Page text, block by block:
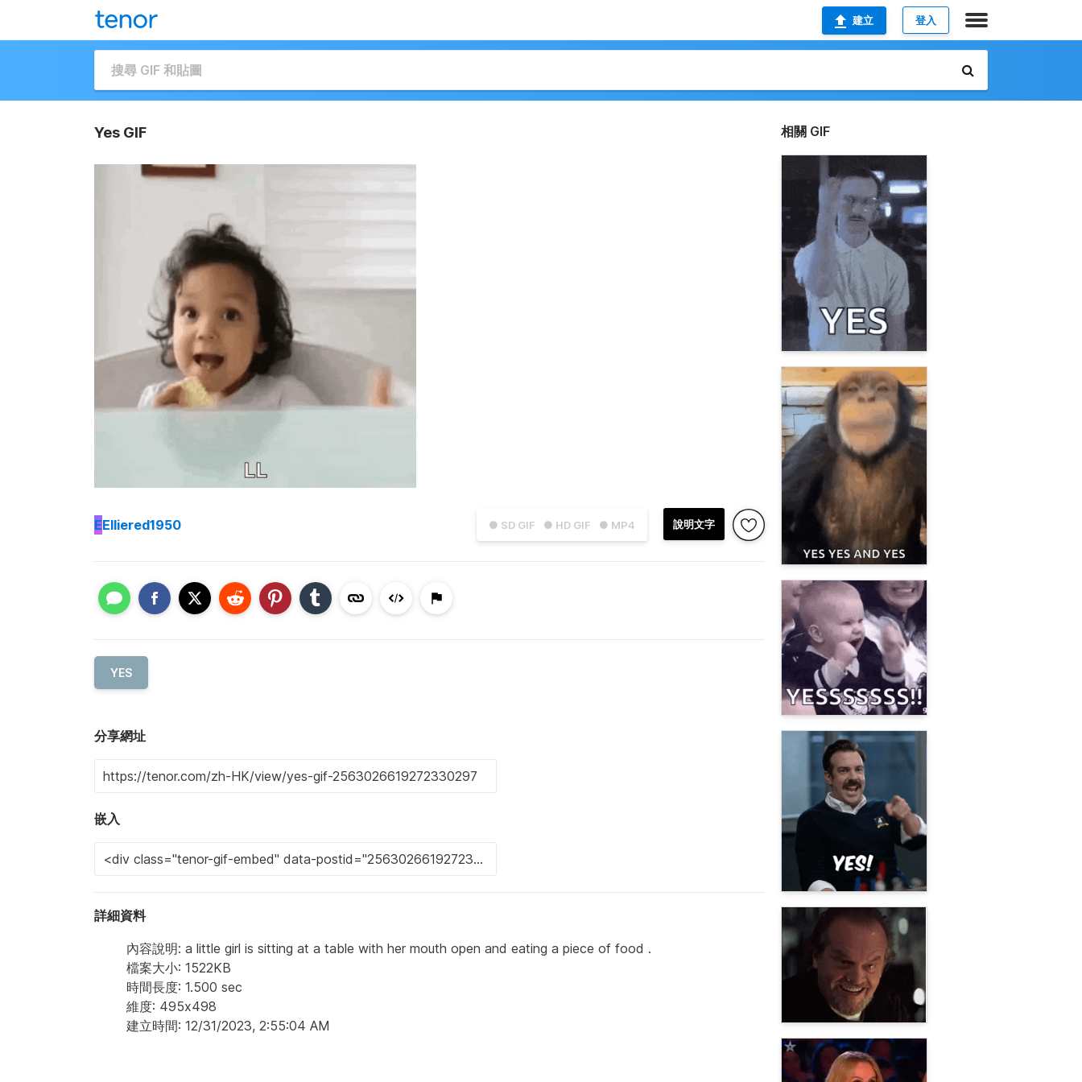
建立 登入
Yes GIF
● SD GIF ● HD GIF ● MP4 說明文字
EElliered1950
YES
分享網址
嵌入
詳細資料
內容說明: a little girl is sitting at a table with her mouth open and eating a piece of food .
檔案大小: 1522KB
時間長度: 1.500 sec
維度: 495x498
建立時間: 12/31/2023, 2:55:04 AM
相關 GIF